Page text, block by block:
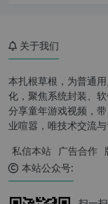
关于我们
本扎根草根，为普通
化，聚焦系统封装、
分享童年游戏视频，
业喧嚣，唯技术交流
私信本站 广告合作
本站公众号: